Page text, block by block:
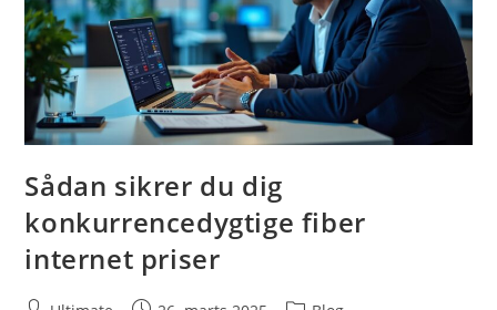
Sådan sikrer du dig
konkurrencedygtige fiber
internet priser